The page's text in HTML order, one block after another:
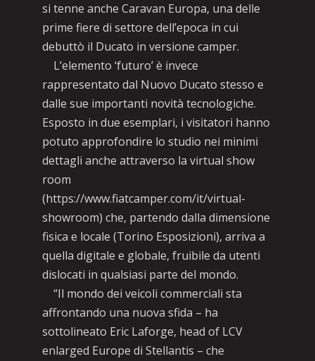
si tenne anche Caravan Europa, una delle
prime fiere di settore dell’epoca in cui
debuttò il Ducato in versione camper.
L’elemento ‘futuro’ è invece
rappresentato dal Nuovo Ducato stesso e
dalle sue importanti novità tecnologiche.
Esposto in due esemplari, i visitatori hanno
potuto approfondire lo studio nei minimi
dettagli anche attraverso la virtual show
room
(https://www.fiatcamper.com/it/virtual-
showroom) che, partendo dalla dimensione
fisica e locale (Torino Esposizioni), arriva a
quella digitale e globale, fruibile da utenti
dislocati in qualsiasi parte del mondo.
“Il mondo dei veicoli commerciali sta
affrontando una nuova sfida – ha
sottolineato Eric Laforge, head of LCV
enlarged Europe di Stellantis – che